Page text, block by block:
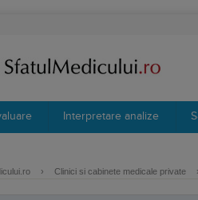
Interpretare analize
› Clinici si cabinete medicale private